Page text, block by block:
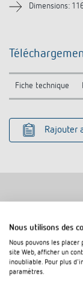
Dimensions:
Fiche technique
Rajouter
Nous utilisons des
Nous pouvons les
site Web, afficher un
inoubliable. Pour plus
paramètres.